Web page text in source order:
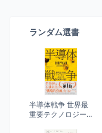
ランダム選書
半導体戦争 世界最
重要テクノロジー